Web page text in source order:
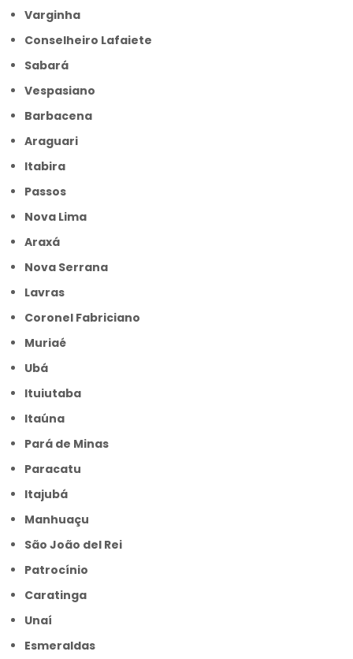
Varginha
Conselheiro Lafaiete
Sabará
Vespasiano
Barbacena
Araguari
Itabira
Passos
Nova Lima
Araxá
Nova Serrana
Lavras
Coronel Fabriciano
Muriaé
Ubá
Ituiutaba
Itaúna
Pará de Minas
Paracatu
Itajubá
Manhuaçu
São João del Rei
Patrocínio
Caratinga
Unaí
Esmeraldas